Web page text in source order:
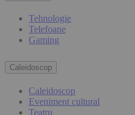
Tehnologie
Telefoane
Gaming
Caleidoscop
Caleidoscop
Eveniment cultural
Teatru